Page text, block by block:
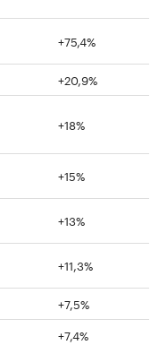
+75,4%
+20,9%
+18%
+15%
+13%
+11,3%
+7,5%
+7,4%